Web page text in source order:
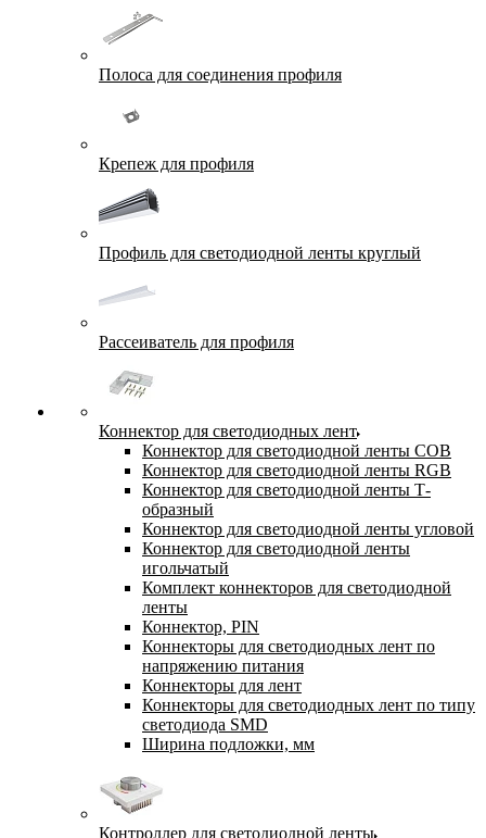
Полоса для соединения профиля
Крепеж для профиля
Профиль для светодиодной ленты круглый
Рассеиватель для профиля
Коннектор для светодиодных лент
Коннектор для светодиодной ленты COB
Коннектор для светодиодной ленты RGB
Коннектор для светодиодной ленты Т-
образный
Коннектор для светодиодной ленты угловой
Коннектор для светодиодной ленты
игольчатый
Комплект коннекторов для светодиодной
ленты
Коннектор, PIN
Коннекторы для светодиодных лент по
напряжению питания
Коннекторы для лент
Коннекторы для светодиодных лент по типу
светодиода SMD
Ширина подложки, мм
Контроллер для светодиодной ленты